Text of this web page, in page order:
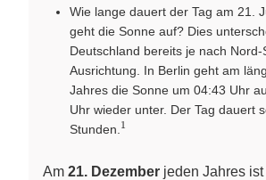
Wie lange dauert der Tag am 21.
geht die Sonne auf? Dies
Deutschland bereits je nach Nord-
Ausrichtung. In Berlin geht am
Jahres die Sonne um 04:43 Uhr
Uhr wieder unter. Der Tag dauert
Stunden. {^1}
1
Am 21. Dezember jeden Jahres ist